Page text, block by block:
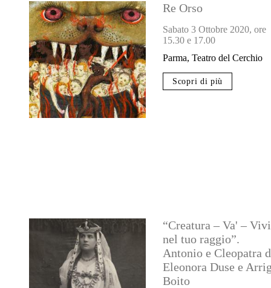
Re Orso
Sabato 3 Ottobre 2020, ore
15.30 e 17.00
Parma, Teatro del Cerchio
Scopri di più
“Creatura – Va' – Vivi
nel tuo raggio”.
Antonio e Cleopatra
Eleonora Duse e
Boito